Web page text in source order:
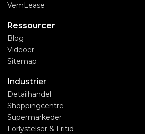
VemLease
Ressourcer
Blog
Videoer
Sitemap
Industrier
Detailhandel
Shoppingcentre
Supermarkeder
Forlystelser & Fritid